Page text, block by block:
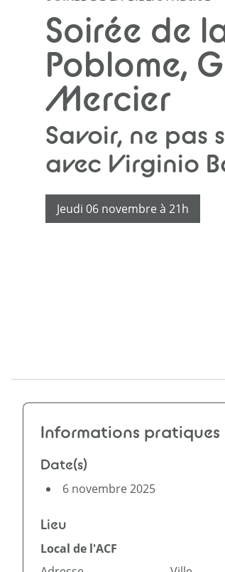
Lacan
Radio
Soirée de
Poblome,
Mercier
Savoir, ne pas
avec Virginio
Jeudi 06 novembre à 21h
Informations pratiques
Date(s)
6 novembre 2025
Lieu
Local de l'ACF